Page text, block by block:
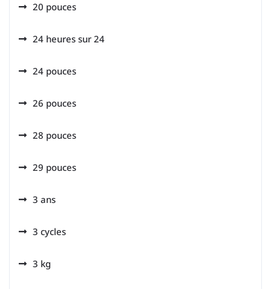
20 pouces
24 heures sur 24
24 pouces
26 pouces
28 pouces
29 pouces
3 ans
3 cycles
3 kg